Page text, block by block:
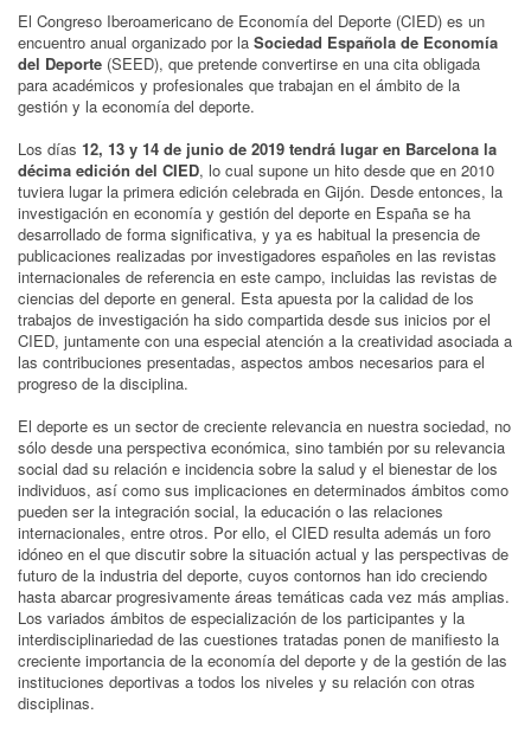
El Congreso Iberoamericano de Economía del Deporte (CIED) es un
encuentro anual organizado por la Sociedad Española de Economía
del Deporte (SEED), que pretende convertirse en una cita obligada
para académicos y profesionales que trabajan en el ámbito de la
gestión y la economía del deporte.
Los días 12, 13 y 14 de junio de 2019 tendrá lugar en Barcelona la
décima edición del CIED, lo cual supone un hito desde que en 2010
tuviera lugar la primera edición celebrada en Gijón. Desde entonces, la
investigación en economía y gestión del deporte en España se ha
desarrollado de forma significativa, y ya es habitual la presencia de
publicaciones realizadas por investigadores españoles en las revistas
internacionales de referencia en este campo, incluidas las revistas de
ciencias del deporte en general. Esta apuesta por la calidad de los
trabajos de investigación ha sido compartida desde sus inicios por el
CIED, juntamente con una especial atención a la creatividad asociada a
las contribuciones presentadas, aspectos ambos necesarios para el
progreso de la disciplina.
El deporte es un sector de creciente relevancia en nuestra sociedad, no
sólo desde una perspectiva económica, sino también por su relevancia
social dad su relación e incidencia sobre la salud y el bienestar de los
individuos, así como sus implicaciones en determinados ámbitos como
pueden ser la integración social, la educación o las relaciones
internacionales, entre otros. Por ello, el CIED resulta además un foro
idóneo en el que discutir sobre la situación actual y las perspectivas de
futuro de la industria del deporte, cuyos contornos han ido creciendo
hasta abarcar progresivamente áreas temáticas cada vez más amplias.
Los variados ámbitos de especialización de los participantes y la
interdisciplinariedad de las cuestiones tratadas ponen de manifiesto la
creciente importancia de la economía del deporte y de la gestión de las
instituciones deportivas a todos los niveles y su relación con otras
disciplinas.